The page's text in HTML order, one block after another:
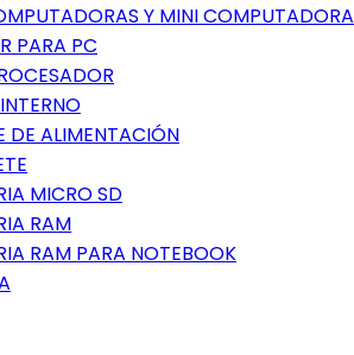
Y MINI
PARA PC
DE ALIMENTACIÓN
MICRO SD
RAM
RAM PARA NOTEBOOK